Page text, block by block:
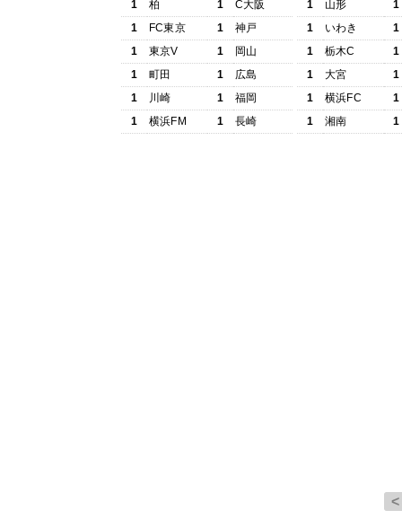
1
柏 1
C大阪
1
FC東京 1
神戸
1
東京V 1
岡山
1
町田 1
広島
1
川崎 1
福岡
1
横浜FM 1 長崎
1
山形
1
1
いわき
1
1
栃木C
1
1
大宮
1
1
横浜FC
1
1
湘南 1